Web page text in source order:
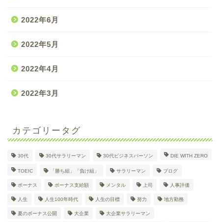
2022年6月
2022年5月
2022年4月
2022年3月
カテゴリータグ
30代 30代サラリーマン 30代ビジネスパーソン DIE WITH ZERO
TOEIC 「勝ち組」「負け組」 サラリーマン ブログ
ボーナス ボーナス支給額 メンタル 上司 人事評価
人生 人生100年時代 人生の目標 努力 地方勤務
夏のボーナス公開 大企業 大企業サラリーマン
30代大企業サラリーマン
Dのプロフィール
日々の奮闘記